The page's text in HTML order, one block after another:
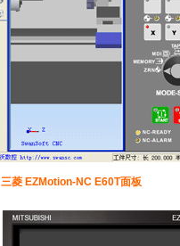
三菱 EZMotion-NC E60T面板